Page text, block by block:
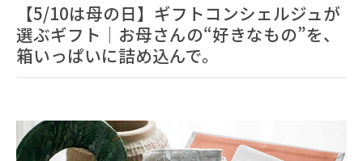
【5/10は母の日】ギフトコンシェルジュが
選ぶギフト│お母さんの“好きなもの”を、
箱いっぱいに詰め込んで。